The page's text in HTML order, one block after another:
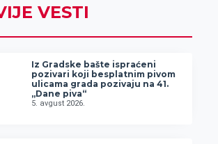
VESTI
Iz Gradske bašte ispraćeni
pozivari koji besplatnim pivom
ulicama grada pozivaju na 41.
„Dane piva“
5. avgust 2026.